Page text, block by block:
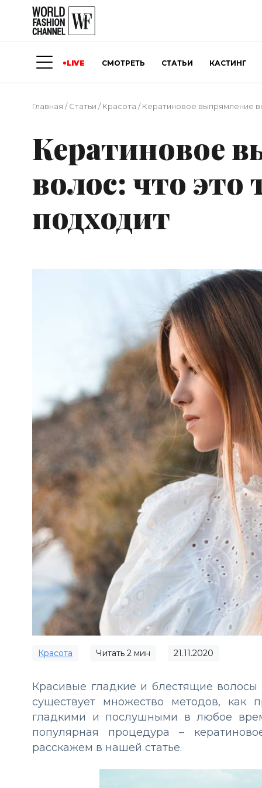
LIVE СМОТРЕТЬ СТАТЬИ КАСТИНГ
Главная /Статьи /Красота /Кератиновое выпрямление
Кератиновое
волос: что это
подходит
Красота Читать 2 мин 21.11.2020
Красивые гладкие и блестящие
существует множество методов, как
гладкими и послушными в любое
популярная процедура –
расскажем в нашей статье.